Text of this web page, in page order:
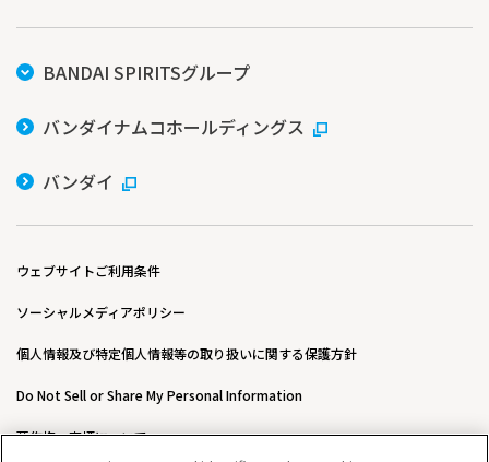
BANDAI SPIRITSグループ
バンダイナムコホールディングス
バンダイ
ウェブサイトご利用条件
ソーシャルメディアポリシー
個人情報及び特定個人情報等の取り扱いに関する保護方針
Do Not Sell or Share My Personal Information
著作権・商標について